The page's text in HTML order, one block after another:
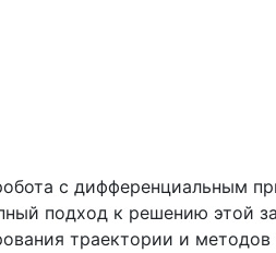
с дифференциальным
подход к решению этой
траектории и